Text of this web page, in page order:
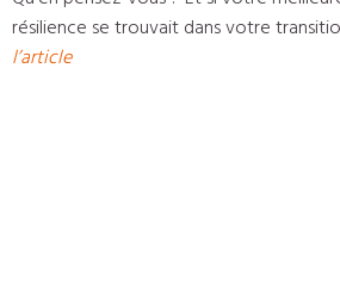
résilience se trouvait dans votre
l’article